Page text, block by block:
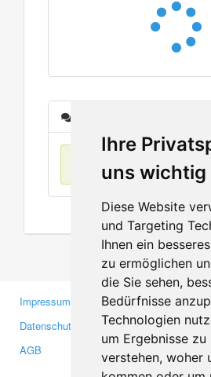
Ihre
uns wichtig
Diese Website
und Targeting
Ihnen ein
zu ermöglichen
die Sie sehen,
Bedürfnisse
Technologien
um Ergebnisse zu
verstehen, woher
Keine Einträge
Impressum
Datenschutzerklärung
AGB